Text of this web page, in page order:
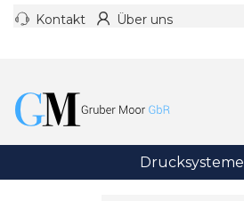
Kontakt Über uns
Drucksysteme